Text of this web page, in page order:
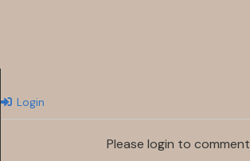
Login
Please login to comment